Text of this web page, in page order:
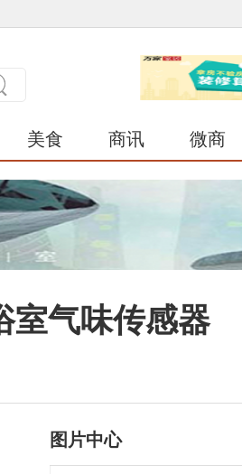
美食 商讯 微商
室气味传感器
图片中心